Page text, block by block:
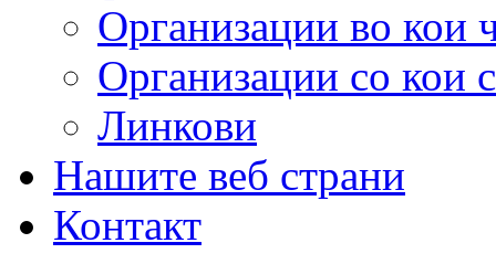
Организации во кои
Организации со кои
Линкови
Нашите веб страни
Контакт